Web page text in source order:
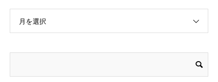
月を選択